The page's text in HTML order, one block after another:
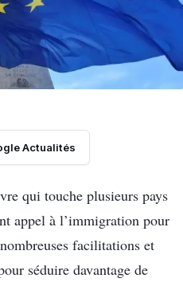
Actualités
qui touche plusieurs pays
appel à l’immigration pour
facilitations et
séduire davantage de